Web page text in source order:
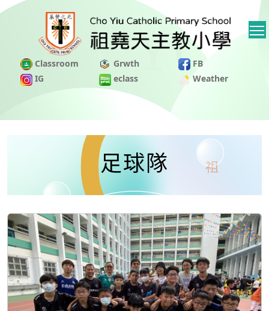
Classroom Grwth
FB
IG
eclass Weather
足球隊